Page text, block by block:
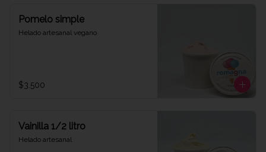
Pomelo simple
Helado artesanal vegano
$3.500
Vainilla 1/2 litro
Helado artesanal